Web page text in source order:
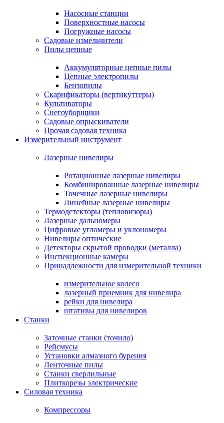
Насосные станции
Поверхностные насосы
Погружные насосы
Садовые измельчители
Пилы цепные
Аккумуляторные цепные пилы
Цепные электропилы
Бензопилы
Скарификаторы (вертикуттеры)
Культиваторы
Снегоуборщики
Садовые опрыскиватели
Прочая садовая техника
Измерительный инструмент
Лазерные нивелиры
Ротационные лазерные нивелиры
Комбинированные лазерные нивелиры
Точечные лазерные нивелиры
Линейные лазерные нивелиры
Термодетекторы (тепловизоры)
Лазерные дальномеры
Цифровые угломеры и уклономеры
Нивелиры оптические
Детекторы скрытой проводки (металла)
Инспекционные камеры
Принадлежности для измерительной техники
измерительное колесо
лазерный приемник для нивелира
рейки для нивелира
штативы для нивелиров
Станки
Заточные станки (точило)
Рейсмусы
Установки алмазного бурения
Ленточные пилы
Станки сверлильные
Плиткорезы электрические
Силовая техника
Компрессоры